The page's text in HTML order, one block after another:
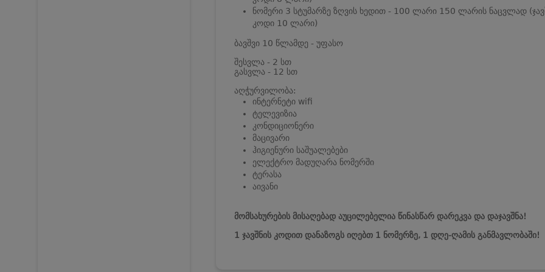
ნომერი 3 სტუმარზე ზღვის ხედით - 100 ლარი 150 ლარის ნაცვლად
კოდი 10 ლარი)
ბავშვი 10 წლამდე - უფასო
შესვლა - 2 სთ
გასვლა - 12 სთ
აღჭურვილობა:
ინტერნეტი wifi
ტელევიზია
კონდიციონერი
მაცივარი
ჰიგიენური საშუალებები
ელექტრო მადუღარა ნომერში
ტერასა
აივანი
მომსახურების მისაღებად აუცილებელია წინასწარ დარეკვა და დაჯავშნა!
1 ჯავშნის კოდით დანაზოგს იღებთ 1 ნომერზე, 1 დღე-ღამის განმავლობაში!